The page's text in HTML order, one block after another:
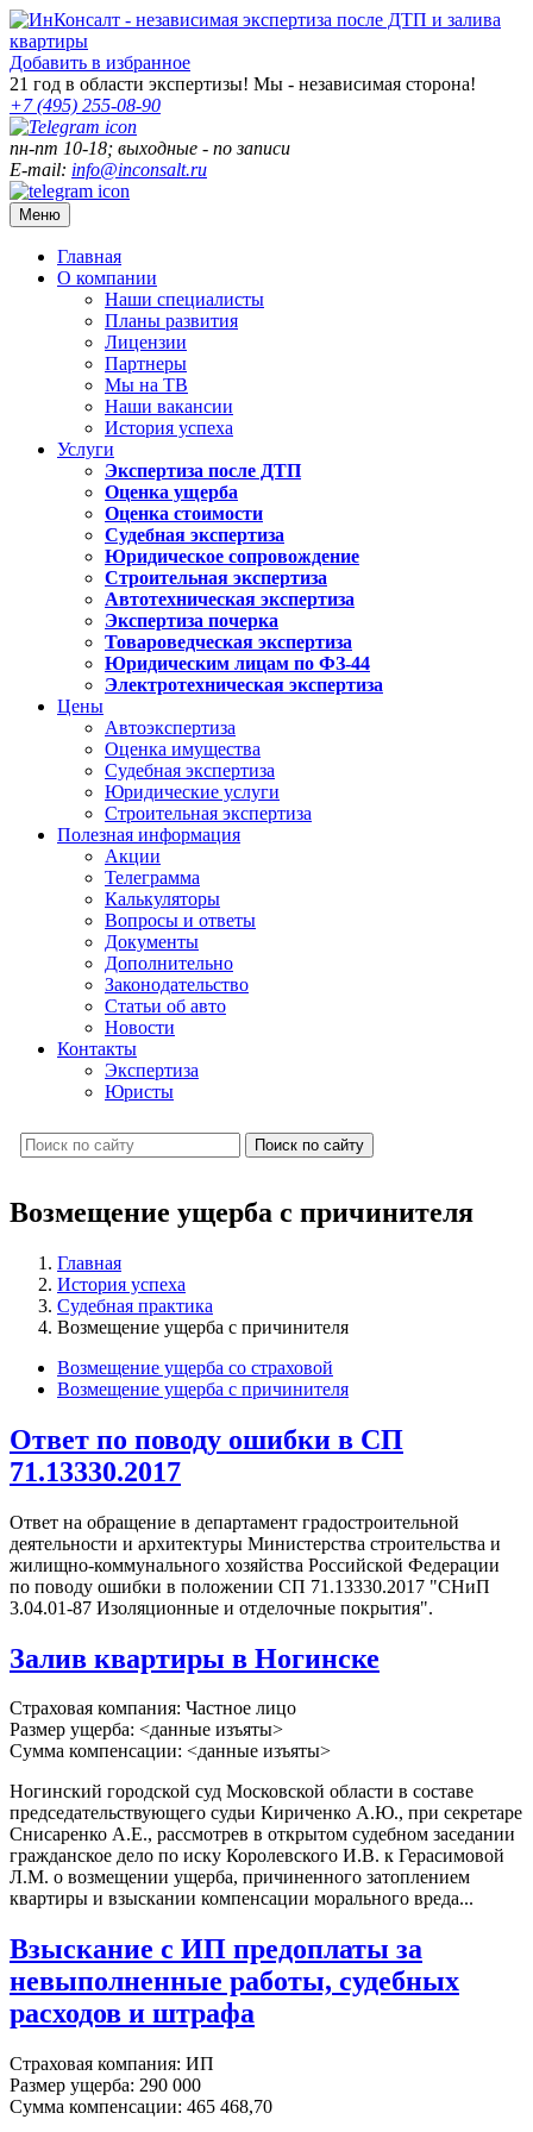
Добавить в избранное
21 год в области экспертизы! Мы - независимая сторона!
+7 (495) 255-08-90
пн-пт 10-18; выходные - по записи
E-mail: info@inconsalt.ru
Меню
Главная
О компании
Наши специалисты
Планы развития
Лицензии
Партнеры
Мы на ТВ
Наши вакансии
История успеха
Услуги
Экспертиза после ДТП
Оценка ущерба
Оценка стоимости
Судебная экспертиза
Юридическое сопровождение
Строительная экспертиза
Автотехническая экспертиза
Экспертиза почерка
Товароведческая экспертиза
Юридическим лицам по ФЗ-44
Электротехническая экспертиза
Цены
Автоэкспертиза
Оценка имущества
Судебная экспертиза
Юридические услуги
Строительная экспертиза
Полезная информация
Акции
Телеграмма
Калькуляторы
Вопросы и ответы
Документы
Дополнительно
Законодательство
Статьи об авто
Новости
Контакты
Экспертиза
Юристы
Поиск по сайту
Возмещение ущерба с причинителя
Главная
История успеха
Судебная практика
Возмещение ущерба с причинителя
Возмещение ущерба со страховой
Возмещение ущерба с причинителя
Ответ по поводу ошибки в СП
71.13330.2017
Ответ на обращение в департамент градостроительной
деятельности и архитектуры Министерства строительства и
жилищно-коммунального хозяйства Российской Федерации
по поводу ошибки в положении СП 71.13330.2017 "СНиП
3.04.01-87 Изоляционные и отделочные покрытия".
Залив квартиры в Ногинске
Страховая компания: Частное лицо
Размер ущерба: <данные изъяты>
Сумма компенсации: <данные изъяты>
Ногинский городской суд Московской области в составе
председательствующего судьи Кириченко А.Ю., при секретаре
Снисаренко А.Е., рассмотрев в открытом судебном заседании
гражданское дело по иску Королевского И.В. к Герасимовой
Л.М. о возмещении ущерба, причиненного затоплением
квартиры и взыскании компенсации морального вреда...
Взыскание с ИП предоплаты за
невыполненные работы, судебных
расходов и штрафа
Страховая компания: ИП
Размер ущерба: 290 000
Сумма компенсации: 465 468,70